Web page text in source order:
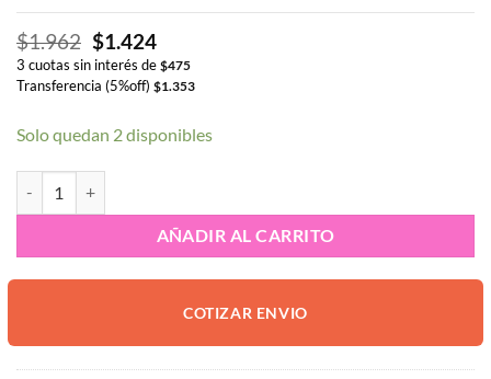
$1.962 El
precio
original
$1.962.
$1.424El
precio
actual
$1.424.
3 cuotas sin interés de $475
Transferencia (5%off) $1.353
Solo quedan 2 disponibles
AÑADIR AL CARRITO
COTIZAR ENVIO